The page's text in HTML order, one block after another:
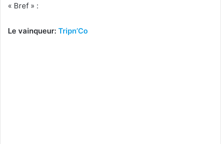
« Bref » :
Le vainqueur: Tripn’Co